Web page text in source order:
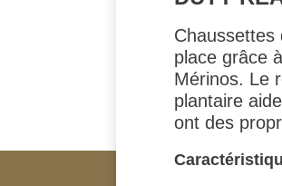
Chaussettes
place grâce
Mérinos. Le
plantaire
ont des